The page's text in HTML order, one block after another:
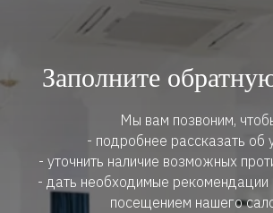
Заполните
Мы вам позвоним,
- подробнее рассказать об
- уточнить наличие возможных
- дать необходимые
посещением нашего